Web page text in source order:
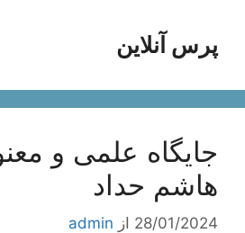
محتواپرس آنلاین
جایگاه علمی و
هاشم حداد
28/01/2024 از admin